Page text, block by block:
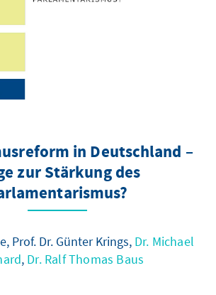
in Deutschland –
zur Stärkung des
Prof. Dr. Günter Krings, Dr. Michael
, Dr. Ralf Thomas Baus